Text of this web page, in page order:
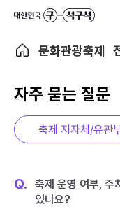
문화관광축제
자주 묻는 질문
축제 지자체/유관
Q.
축제 운영 여부, 주
있나요?